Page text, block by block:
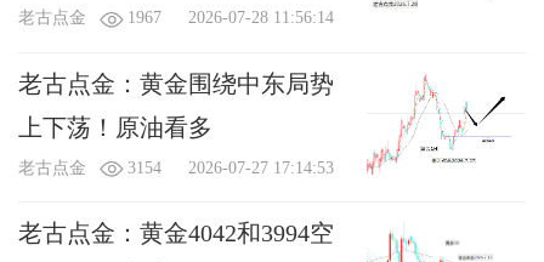
老古点金 1967 2026-07-28 11:56:14
老古点金：黄金围绕中东局势
上下荡！原油看多
老古点金 3154 2026-07-27 17:14:53
老古点金：黄金4042和3994空